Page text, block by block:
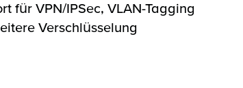
für VPN/IPSec, VLAN-Tagging
Verschlüsselung